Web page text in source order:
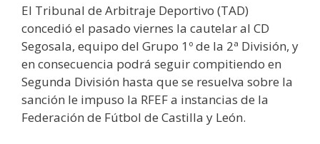
El Tribunal de Arbitraje Deportivo (TAD)
concedió el pasado viernes la cautelar al CD
Segosala, equipo del Grupo 1º de la 2ª División, y
en consecuencia podrá seguir compitiendo en
Segunda División hasta que se resuelva sobre la
sanción le impuso la RFEF a instancias de la
Federación de Fútbol de Castilla y León.